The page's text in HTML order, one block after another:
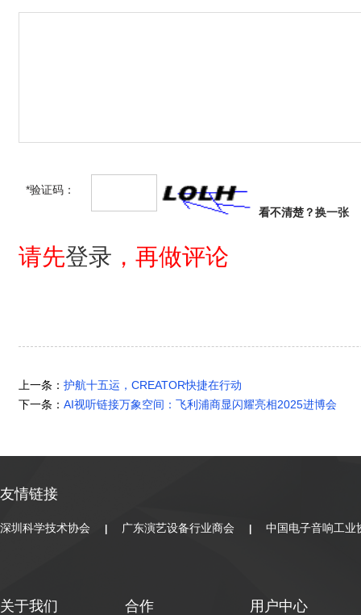
*验证码：
看不清楚？换一张
请先登录 ，再做评论
上一条： 护航十五运，CREATOR快捷在行动
下一条： AI视听链接万象空间：飞利浦商显闪耀亮相2025进博会
友情链接
深圳科学技术协会 广东演艺设备行业商会 中国电子音响工业
关于我们 合作 用户中心